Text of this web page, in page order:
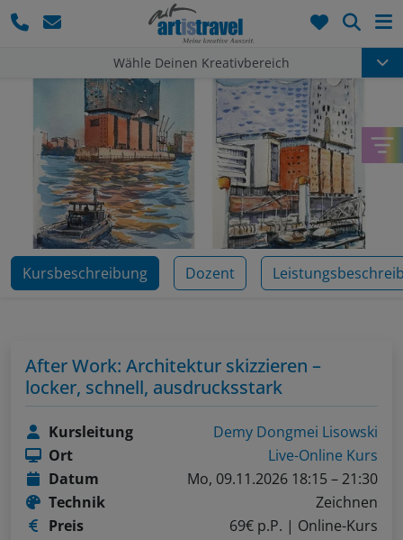
Wähle Deinen Kreativbereich
Kursbeschreibung Dozent
After Work: Architektur skizzieren –
locker, schnell, ausdrucksstark
Kursleitung
Demy Dongmei Lisowski
Ort
Live-Online Kurs
Datum
Mo, 09.11.2026 18:15 – 21:30
Technik
Zeichnen
Preis
69€ p.P. | Online-Kurs